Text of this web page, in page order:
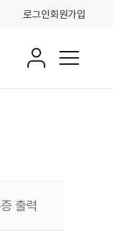
로그인회원가입
회원정보전체메뉴
출력